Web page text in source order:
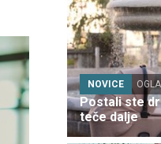
NOVICE
Postali ste
teče dalje